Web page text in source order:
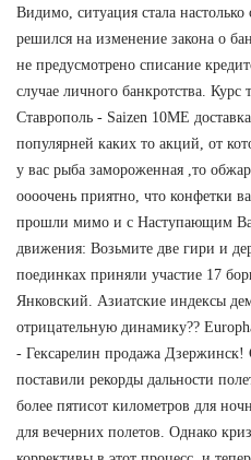
Видимо, ситуация стала
решился на изменение закона о
не предусмотрено списание
случае личного банкротства.
Ставрополь - Saizen 10ME
популярней каких то акций, от
у вас рыба замороженная ,то
оооочень приятно, что конфетки
прошли мимо и с Наступающим
движения: Возьмите две гири и
поединках приняли участие 17
Янковский. Азиатские индексы
отрицательную динамику??
- Гексарелин продажа
поставили рекорды дальности
более пятисот километров для
для вечерних полетов. Однако